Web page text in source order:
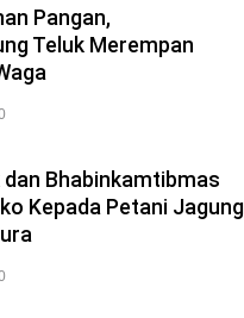
Pangan,
Teluk Merempan
Bhabinkamtibmas
Kepada Petani Jagung